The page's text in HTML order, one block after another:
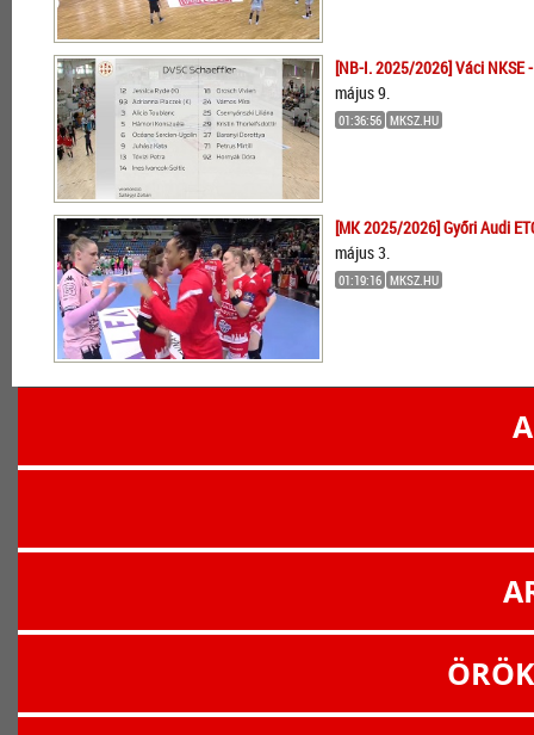
[NB-I. 2025/2026] Váci NKSE
május 9.
01:36:56 MKSZ.HU
[MK 2025/2026] Győri Audi
május 3.
01:19:16 MKSZ.HU